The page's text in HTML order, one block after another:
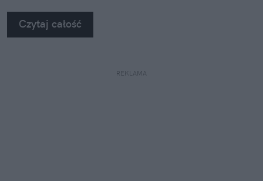
na własne oczy zobaczyć, jak profesjonaliści radzą
sobie z takimi uszkodzeniami.
Czytaj całość
REKLAMA